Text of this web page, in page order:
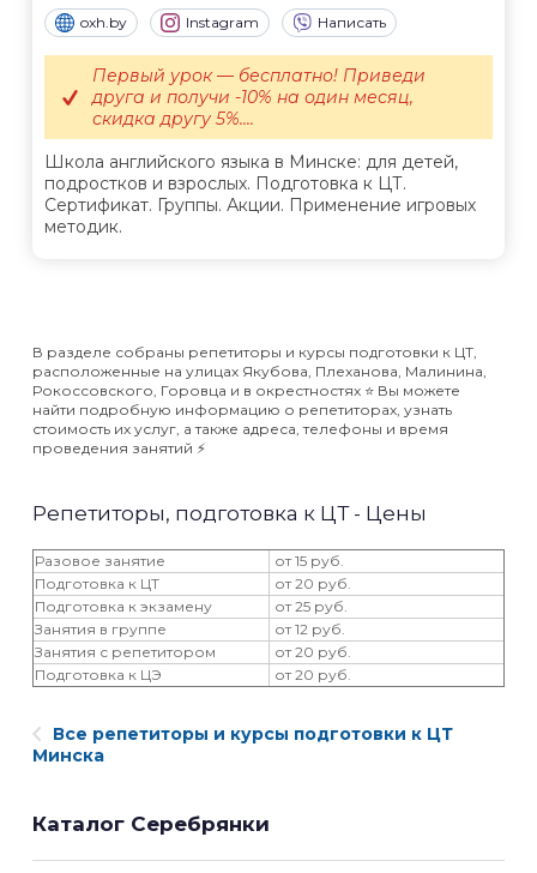
oxh.by Instagram Написать
Школа английского языка в Минске: для детей,
подростков и взрослых. Подготовка к ЦТ.
Сертификат. Группы. Акции. Применение игровых
методик.
Первый урок — бесплатно! Приведи
друга и получи -10% на один месяц,
скидка другу 5%....
В разделе собраны репетиторы и курсы подготовки к ЦТ,
расположенные на улицах Якубова, Плеханова, Малинина,
Рокоссовского, Горовца и в окрестностях ⭐️ Вы можете
найти подробную информацию о репетиторах, узнать
стоимость их услуг, а также адреса, телефоны и время
проведения занятий ⚡️
Репетиторы, подготовка к ЦТ - Цены
Разовое занятие
от 15 руб.
Подготовка к ЦТ
от 20 руб.
Подготовка к экзамену
от 25 руб.
Занятия в группе
от 12 руб.
Занятия с репетитором
от 20 руб.
Подготовка к ЦЭ
от 20 руб.
Все репетиторы и курсы подготовки к ЦТ
Минска
Каталог Серебрянки